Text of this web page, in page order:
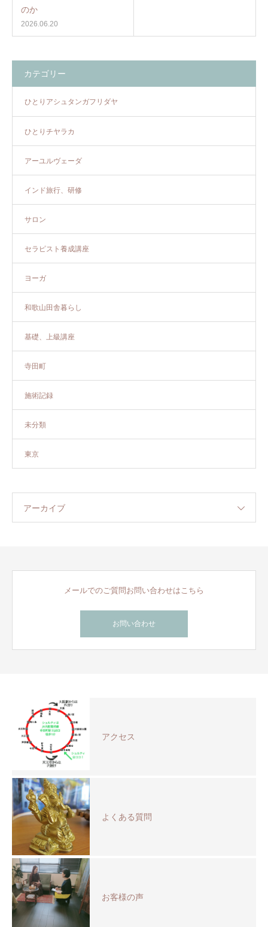
のか
2026.06.20
カテゴリー
ひとりアシュタンガフリダヤ
ひとりチヤラカ
アーユルヴェーダ
インド旅行、研修
サロン
セラピスト養成講座
ヨーガ
和歌山田舎暮らし
基礎、上級講座
寺田町
施術記録
未分類
東京
アーカイブ
メールでのご質問お問い合わせはこちら
お問い合わせ
アクセス
よくある質問
お客様の声